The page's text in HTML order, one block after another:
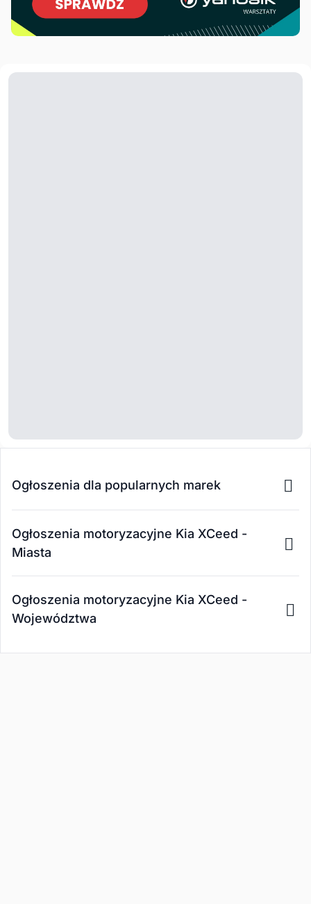
Ogłoszenia dla popularnych marek
Ogłoszenia motoryzacyjne Kia XCeed -
Miasta
Ogłoszenia motoryzacyjne Kia XCeed -
Województwa